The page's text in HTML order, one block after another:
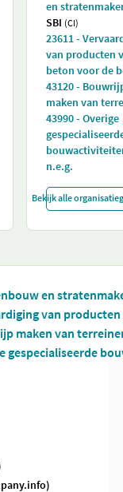
en
SBI (CI)
23611 -
van producten
beton voor de
43120 -
maken van
43990 - Overige
n.e.g.
Bekijk alle
en
van
maken van
gespecialiseerde